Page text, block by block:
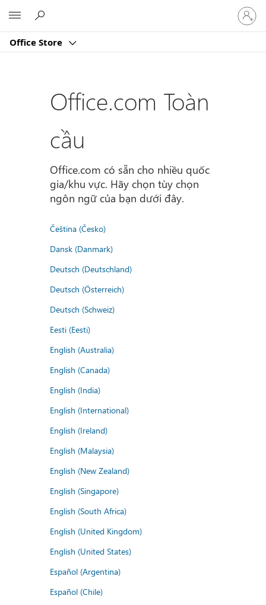
Office Store
Đăng
nhập
tài
của
Office.com Toàn
cầu
Office.com có sẵn cho nhiều quốc
gia/khu vực. Hãy chọn tùy chọn
ngôn ngữ của bạn dưới đây.
Čeština (Česko)
Dansk (Danmark)
Deutsch (Deutschland)
Deutsch (Österreich)
Deutsch (Schweiz)
Eesti (Eesti)
English (Australia)
English (Canada)
English (India)
English (International)
English (Ireland)
English (Malaysia)
English (New Zealand)
English (Singapore)
English (South Africa)
English (United Kingdom)
English (United States)
Español (Argentina)
Español (Chile)